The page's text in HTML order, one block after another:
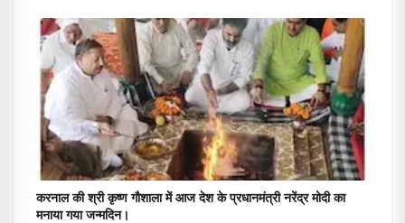
करनाल की श्री कृष्ण गौशाला में आज देश के प्रधानमंत्री नरेंद्र मोदी का
मनाया गया जन्मदिन।